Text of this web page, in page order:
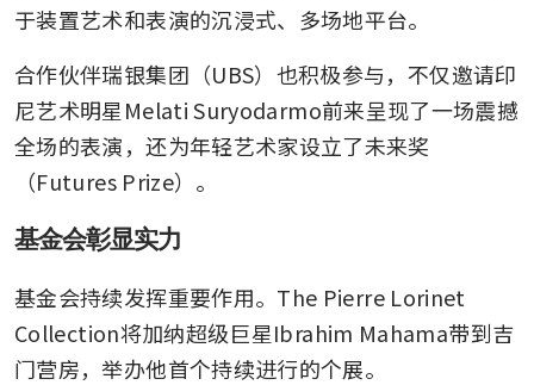
于装置艺术和表演的沉浸式、多场地平台。
合作伙伴瑞银集团（UBS）也积极参与，不仅邀请印
尼艺术明星Melati Suryodarmo前来呈现了一场震撼
全场的表演，还为年轻艺术家设立了未来奖
（Futures Prize）。
基金会彰显实力
基金会持续发挥重要作用。The Pierre Lorinet
Collection将加纳超级巨星Ibrahim Mahama带到吉
门营房，举办他首个持续进行的个展。